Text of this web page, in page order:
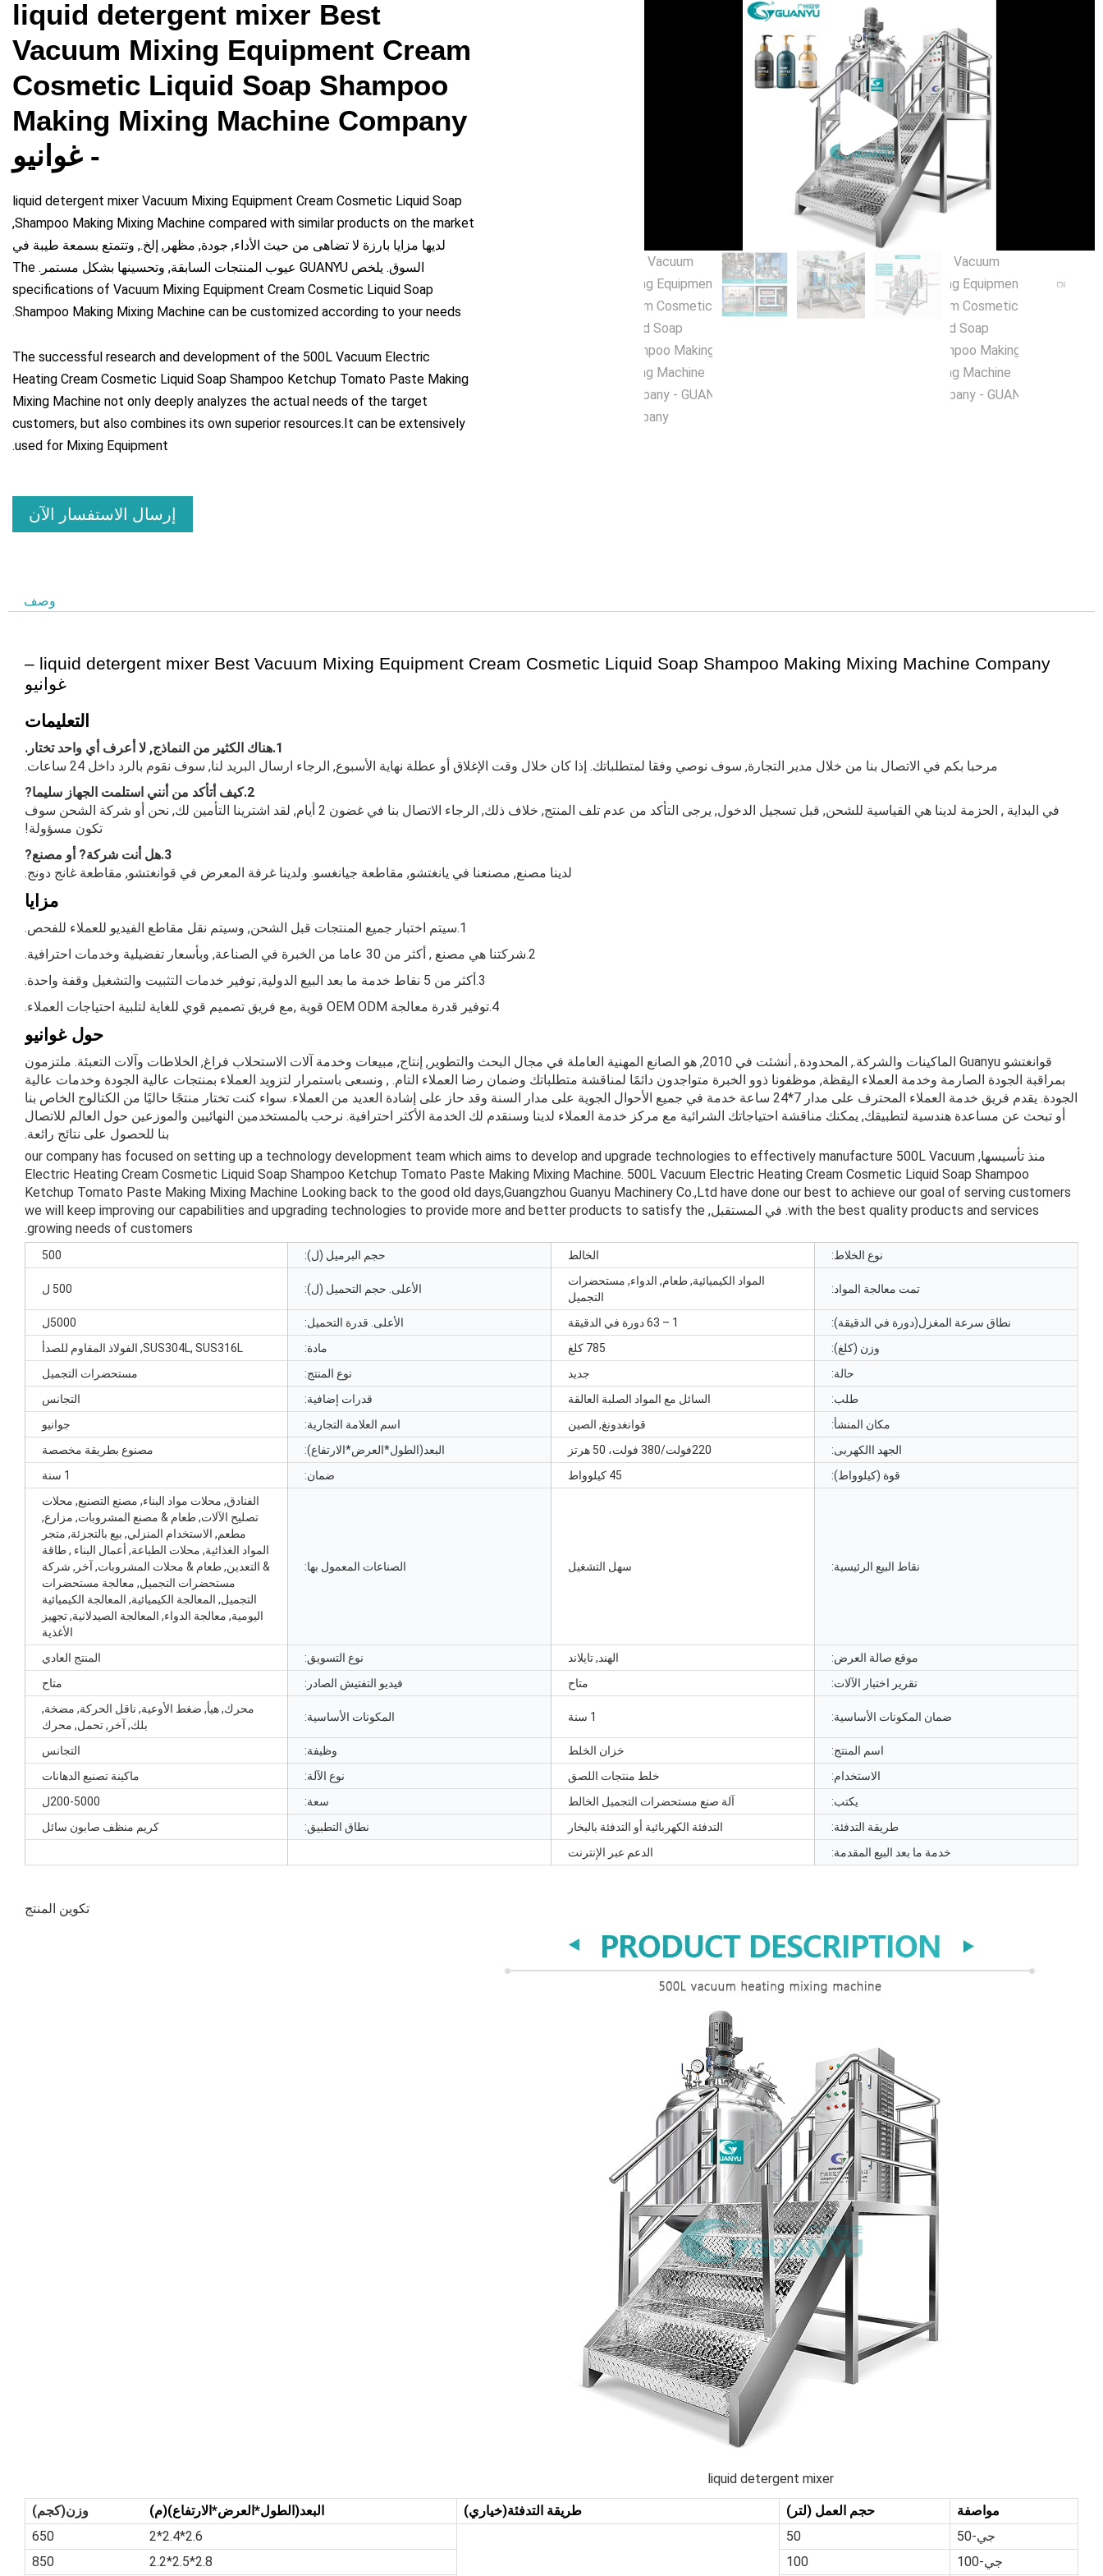
تشغيل
الفيديو
liquid detergent mixer Best
Vacuum Mixing Equipment Cream
Cosmetic Liquid Soap Shampoo
Making Mixing Machine Company
- غوانيو
liquid detergent mixer Vacuum Mixing Equipment Cream Cosmetic Liquid Soap
Shampoo Making Mixing Machine compared with similar products on the market
,
لديها مزايا بارزة لا تضاهى من حيث الأداء, جودة, مظهر, إلخ., وتتمتع بسمعة طيبة في
السوق. يلخص GUANYU عيوب المنتجات السابقة, وتحسينها بشكل مستمر.
The
specifications of Vacuum Mixing Equipment Cream Cosmetic Liquid Soap
Shampoo Making Mixing Machine can be customized according to your needs
.
The successful research and development of the 500L Vacuum Electric
Heating Cream Cosmetic Liquid Soap Shampoo Ketchup Tomato Paste Making
Mixing Machine not only deeply analyzes the actual needs of the target
customers,but also combines its own superior resources.It can be extensively
used for Mixing Equipment
.
إرسال الاستفسار الآن
وصف
liquid detergent mixer Best Vacuum Mixing Equipment Cream Cosmetic Liquid Soap Shampoo Making Mixing Machine Company
–
غوانيو
التعليمات
1.هناك الكثير من النماذج, لا أعرف أي واحد تختار.
مرحبا بكم في الاتصال بنا من خلال مدير التجارة, سوف نوصي وفقا لمتطلباتك. إذا كان خلال وقت الإغلاق أو عطلة نهاية الأسبوع, الرجاء ارسال البريد لنا, سوف نقوم بالرد داخل 24 ساعات.
2.كيف أتأكد من أنني استلمت الجهاز سليما?
في البداية , الحزمة لدينا هي القياسية للشحن, قبل تسجيل الدخول, يرجى التأكد من عدم تلف المنتج, خلاف ذلك, الرجاء الاتصال بنا في غضون 2 أيام, لقد اشترينا التأمين لك, نحن أو شركة الشحن سوف
تكون مسؤولة!
3.هل أنت شركة? أو مصنع?
لدينا مصنع, مصنعنا في يانغتشو, مقاطعة جيانغسو. ولدينا غرفة المعرض في قوانغتشو, مقاطعة غانج دونج.
مزايا
1.سيتم اختبار جميع المنتجات قبل الشحن, وسيتم نقل مقاطع الفيديو للعملاء للفحص.
2.شركتنا هي مصنع , أكثر من 30 عاما من الخبرة في الصناعة, وبأسعار تفضيلية وخدمات احترافية.
3.أكثر من 5 نقاط خدمة ما بعد البيع الدولية, توفير خدمات التثبيت والتشغيل وقفة واحدة.
4.توفير قدرة معالجة OEM ODM قوية ,مع فريق تصميم قوي للغاية لتلبية احتياجات العملاء.
حول غوانيو
قوانغتشو Guanyu الماكينات والشركة., المحدودة., أنشئت في 2010, هو الصانع المهنية العاملة في مجال البحث والتطوير, إنتاج, مبيعات وخدمة آلات الاستحلاب فراغ, الخلاطات وآلات التعبئة. ملتزمون
بمراقبة الجودة الصارمة وخدمة العملاء اليقظة, موظفونا ذوو الخبرة متواجدون دائمًا لمناقشة متطلباتك وضمان رضا العملاء التام. , ونسعى باستمرار لتزويد العملاء بمنتجات عالية الجودة وخدمات عالية
الجودة. يقدم فريق خدمة العملاء المحترف على مدار 7*24 ساعة خدمة في جميع الأحوال الجوية على مدار السنة وقد حاز على إشادة العديد من العملاء. سواء كنت تختار منتجًا حاليًا من الكتالوج الخاص بنا
أو تبحث عن مساعدة هندسية لتطبيقك, يمكنك مناقشة احتياجاتك الشرائية مع مركز خدمة العملاء لدينا وسنقدم لك الخدمة الأكثر احترافية. نرحب بالمستخدمين النهائيين والموزعين حول العالم للاتصال
بنا للحصول على نتائج رائعة.
منذ تأسيسها, our company has focused on setting up a technology development team which aims to develop and upgrade technologies to effectively manufacture 500L Vacuum
Electric Heating Cream Cosmetic Liquid Soap Shampoo Ketchup Tomato Paste Making Mixing Machine. 500L Vacuum Electric Heating Cream Cosmetic Liquid Soap Shampoo
Ketchup Tomato Paste Making Mixing Machine Looking back to the good old days,Guangzhou Guanyu Machinery Co.,Ltd have done our best to achieve our goal of serving customers
with the best quality products and services. في المستقبل, we will keep improving our capabilities and upgrading technologies to provide more and better products to satisfy the
growing needs of customers
.
نوع الخلاط: الخالط حجم البرميل (ل): 500
تمت معالجة المواد:
المواد الكيميائية, طعام, الدواء, مستحضرات
التجميل
الأعلى. حجم التحميل (ل): 500 ل
نطاق سرعة المغزل(دورة في الدقيقة): 1 – 63 دورة في الدقيقة الأعلى. قدرة التحميل:
5000ل
وزن (كلغ):
785 كلغ مادة:
SUS304L, SUS316L, الفولاذ المقاوم للصدأ
حالة:
جديد نوع المنتج:
مستحضرات التجميل
طلب:
السائل مع المواد الصلبة العالقة قدرات إضافية:
التجانس
مكان المنشأ:
قوانغدونغ, الصين اسم العلامة التجارية:
جوانيو
الجهد االكهربى:
220فولت/380 فولت، 50 هرتز البعد(الطول*العرض*الارتفاع):
مصنوع بطريقة مخصصة
قوة (كيلوواط):
45 كيلوواط ضمان: 1 سنة
نقاط البيع الرئيسية: سهل التشغيل الصناعات المعمول بها:
الفنادق, محلات مواد البناء, مصنع التصنيع, محلات
تصليح الآلات, طعام & مصنع المشروبات, مزارع,
مطعم, الاستخدام المنزلي, بيع بالتجزئة, متجر
المواد الغذائية, محلات الطباعة, أعمال البناء , طاقة
& التعدين, طعام & محلات المشروبات, آخر, شركة
مستحضرات التجميل, معالجة مستحضرات
التجميل, المعالجة الكيميائية, المعالجة الكيميائية
اليومية, معالجة الدواء, المعالجة الصيدلانية, تجهيز
الأغذية
موقع صالة العرض:
الهند, تايلاند نوع التسويق:
المنتج العادي
تقرير اختبار الآلات:
متاح فيديو التفتيش الصادر: متاح
ضمان المكونات الأساسية: 1 سنة المكونات الأساسية:
محرك, هيأ, ضغط الأوعية, ناقل الحركة, مضخة,
بلك, آخر, تحمل, محرك
اسم المنتج:
خزان الخلط وظيفة:
التجانس
الاستخدام:
خلط منتجات اللصق نوع الآلة:
ماكينة تصنيع الدهانات
يكتب:
آلة صنع مستحضرات التجميل الخالط سعة:
200-5000ل
طريقة التدفئة:
التدفئة الكهربائية أو التدفئة بالبخار نطاق التطبيق:
كريم منظف صابون سائل
خدمة ما بعد البيع المقدمة:
الدعم عبر الإنترنت
تكوين المنتج
liquid detergent mixer
مواصفة حجم العمل (لتر) طريقة التدفئة(خياري) البعد(الطول*العرض*الارتفاع)(م)
وزن(كجم)
جي-50
50
2.6*2.4*2
650
جي-100
100
2.8*2.5*2.2
850